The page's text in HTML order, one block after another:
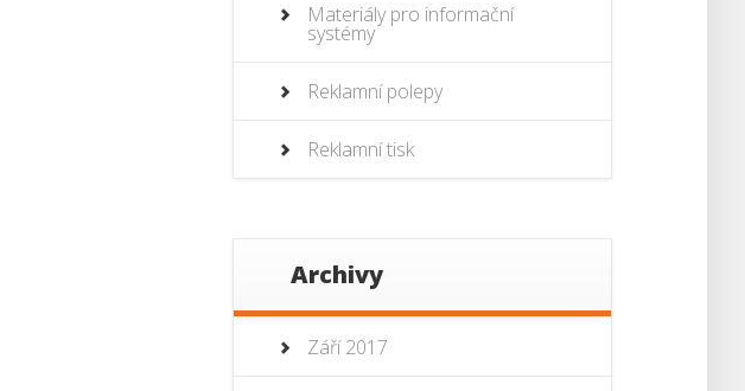
Materiály pro informační
systémy
Reklamní polepy
Reklamní tisk
Archivy
Září 2017